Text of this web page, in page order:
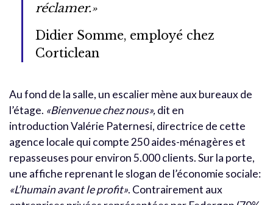
réclamer.»
Didier Somme, employé chez
Corticlean
Au fond de la salle, un escalier mène aux bureaux de
l’étage. «Bienvenue chez nous»,dit en
introduction Valérie Paternesi, directrice de cette
agence locale qui compte 250 aides-ménagères et
repasseuses pour environ 5.000 clients. Sur la porte,
une affiche reprenant le slogan de l’économie sociale:
«L’humain avant le profit». Contrairement aux